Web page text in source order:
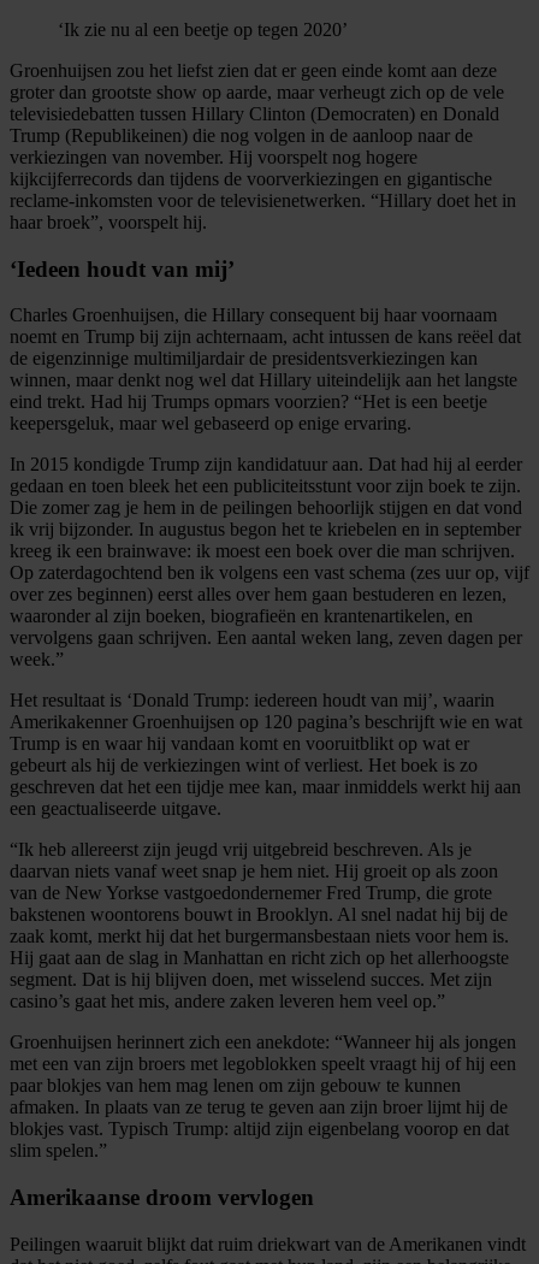
‘Ik zie nu al een beetje op tegen 2020’
Groenhuijsen zou het liefst zien dat er geen einde komt aan deze
groter dan grootste show op aarde, maar verheugt zich op de vele
televisiedebatten tussen Hillary Clinton (Democraten) en Donald
Trump (Republikeinen) die nog volgen in de aanloop naar de
verkiezingen van november. Hij voorspelt nog hogere
kijkcijferrecords dan tijdens de voorverkiezingen en gigantische
reclame-inkomsten voor de televisienetwerken. “Hillary doet het in
haar broek”, voorspelt hij.
‘Iedeen houdt van mij’
Charles Groenhuijsen, die Hillary consequent bij haar voornaam
noemt en Trump bij zijn achternaam, acht intussen de kans reëel dat
de eigenzinnige multimiljardair de presidentsverkiezingen kan
winnen, maar denkt nog wel dat Hillary uiteindelijk aan het langste
eind trekt. Had hij Trumps opmars voorzien? “Het is een beetje
keepersgeluk, maar wel gebaseerd op enige ervaring.
In 2015 kondigde Trump zijn kandidatuur aan. Dat had hij al eerder
gedaan en toen bleek het een publiciteitsstunt voor zijn boek te zijn.
Die zomer zag je hem in de peilingen behoorlijk stijgen en dat vond
ik vrij bijzonder. In augustus begon het te kriebelen en in september
kreeg ik een brainwave: ik moest een boek over die man schrijven.
Op zaterdagochtend ben ik volgens een vast schema (zes uur op, vijf
over zes beginnen) eerst alles over hem gaan bestuderen en lezen,
waaronder al zijn boeken, biografieën en krantenartikelen, en
vervolgens gaan schrijven. Een aantal weken lang, zeven dagen per
week.”
Het resultaat is ‘Donald Trump: iedereen houdt van mij’, waarin
Amerikakenner Groenhuijsen op 120 pagina’s beschrijft wie en wat
Trump is en waar hij vandaan komt en vooruitblikt op wat er
gebeurt als hij de verkiezingen wint of verliest. Het boek is zo
geschreven dat het een tijdje mee kan, maar inmiddels werkt hij aan
een geactualiseerde uitgave.
“Ik heb allereerst zijn jeugd vrij uitgebreid beschreven. Als je
daarvan niets vanaf weet snap je hem niet. Hij groeit op als zoon
van de New Yorkse vastgoedondernemer Fred Trump, die grote
bakstenen woontorens bouwt in Brooklyn. Al snel nadat hij bij de
zaak komt, merkt hij dat het burgermansbestaan niets voor hem is.
Hij gaat aan de slag in Manhattan en richt zich op het allerhoogste
segment. Dat is hij blijven doen, met wisselend succes. Met zijn
casino’s gaat het mis, andere zaken leveren hem veel op.”
Groenhuijsen herinnert zich een anekdote: “Wanneer hij als jongen
met een van zijn broers met legoblokken speelt vraagt hij of hij een
paar blokjes van hem mag lenen om zijn gebouw te kunnen
afmaken. In plaats van ze terug te geven aan zijn broer lijmt hij de
blokjes vast. Typisch Trump: altijd zijn eigenbelang voorop en dat
slim spelen.”
Amerikaanse droom vervlogen
Peilingen waaruit blijkt dat ruim driekwart van de Amerikanen vindt